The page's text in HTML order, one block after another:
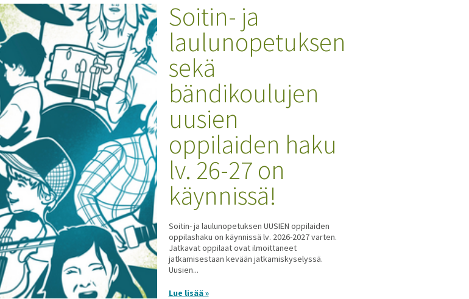
Soitin- ja
laulunopetuksen
sekä
bändikoulujen
uusien
oppilaiden haku
lv. 26-27 on
käynnissä!
Soitin- ja laulunopetuksen UUSIEN oppilaiden
oppilashaku on käynnissä lv. 2026-2027 varten.
Jatkavat oppilaat ovat ilmoittaneet
jatkamisestaan kevään jatkamiskyselyssä.
Uusien...
Lue lisää »